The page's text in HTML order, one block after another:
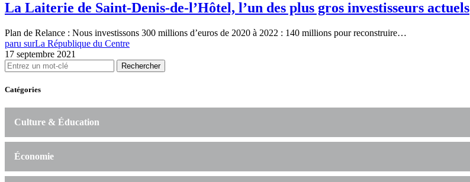
La Laiterie de Saint-Denis-de-l’Hôtel, l’un des plus gros investisseurs actuels
Plan de Relance : Nous investissons 300 millions d’euros de 2020 à 2022 : 140 millions pour reconstruire…
paru surLa République du Centre
17 septembre 2021
Rechercher
Catégories
Culture & Éducation
Économie